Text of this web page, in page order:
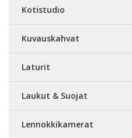
Kotistudio
Kuvauskahvat
Laturit
Laukut & Suojat
Lennokkikamerat